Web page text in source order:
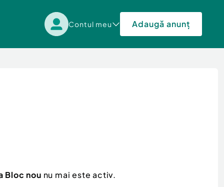
Contul meu Adaugă anunț
Bloc nou nu mai este activ.